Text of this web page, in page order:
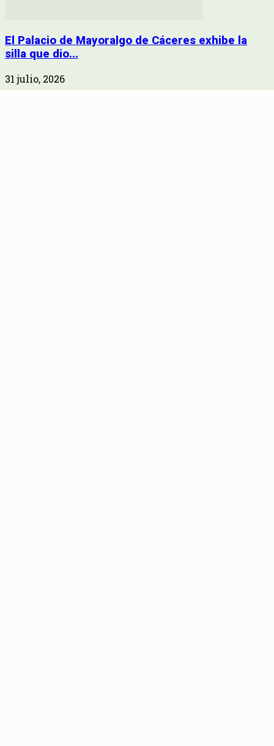
El Palacio de Mayoralgo de Cáceres exhibe la
silla que dio...
31 julio, 2026